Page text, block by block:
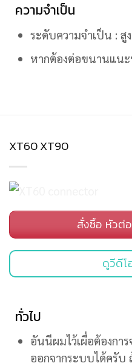
ความจำเป็น
ระดับความจำเป็น : สูง
หากต้องต่อขนานแน
XT60 XT90
สั่งซื้อ หัวต่
ดูวีดี
ทั่วไป
อันนีผมไว้เผื่อต้องกา
ออกจากระบบได้ครั